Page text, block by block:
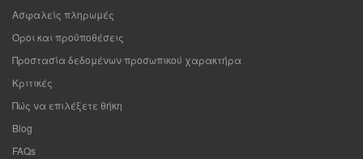
Ασφαλείς πληρωμές
Όροι και προϋποθέσεις
Προστασία δεδομένων προσωπικού χαρακτήρα
Κριτικές
Πώς να επιλέξετε θήκη
Blog
FAQs